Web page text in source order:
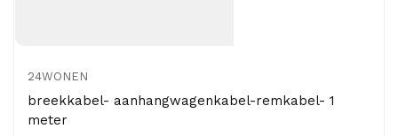
24WONEN
breekkabel- aanhangwagenkabel-remkabel- 1
meter